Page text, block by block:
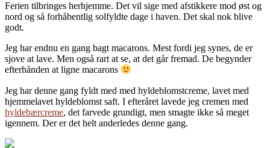
Ferien tilbringes herhjemme. Det vil sige med afstikkere mod øst og
nord og så forhåbentlig solfyldte dage i haven. Det skal nok blive
godt.
Jeg har endnu en gang bagt macarons. Mest fordi jeg synes, de er
sjove at lave. Men også rart at se, at det går fremad. De begynder
efterhånden at ligne macarons
Jeg har denne gang fyldt med med hyldeblomstcreme, lavet med
hjemmelavet hyldeblomst saft. I efteråret lavede jeg cremen med
hyldebærcreme, det farvede grundigt, men smagte ikke så meget
igennem. Der er det helt anderledes denne gang.